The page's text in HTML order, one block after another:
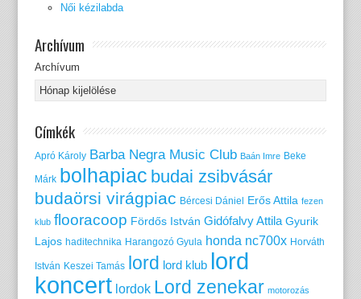
Női kézilabda
Archívum
Archívum
Címkék
Apró Károly Barba Negra Music Club Baán Imre Beke
Márk bolhapiac budai zsibvásár
budaörsi virágpiac Bércesi Dániel Erős Attila fezen
klub flooracoop Fördős István Gidófalvy Attila Gyurik
Lajos haditechnika Harangozó Gyula honda nc700x Horváth
István Keszei Tamás lord lord klub lord
koncert lordok Lord zenekar motorozás